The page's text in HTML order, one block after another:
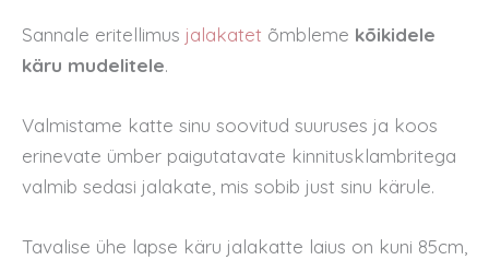
Sannale eritellimus jalakatet õmbleme kõikidele
käru mudelitele.
Valmistame katte sinu soovitud suuruses ja koos
erinevate ümber paigutatavate kinnitusklambritega
valmib sedasi jalakate, mis sobib just sinu kärule.
Tavalise ühe lapse käru jalakatte laius on kuni 85cm,